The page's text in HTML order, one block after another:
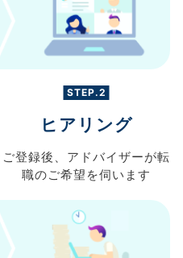
STEP.2
ヒアリング
ご登録後、 アドバイザーが転
職のご希望を伺います